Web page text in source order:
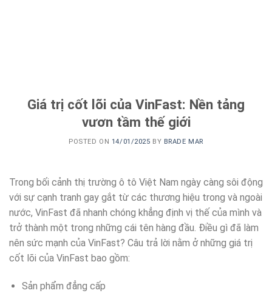
Giá trị cốt lõi của VinFast: Nền tảng
vươn tầm thế giới
POSTED ON 14/01/2025 BY BRADE MAR
Trong bối cảnh thị trường ô tô Việt Nam ngày càng sôi động
với sự cạnh tranh gay gắt từ các thương hiệu trong và ngoài
nước, VinFast đã nhanh chóng khẳng định vị thế của mình và
trở thành một trong những cái tên hàng đầu. Điều gì đã làm
nên sức mạnh của VinFast? Câu trả lời nằm ở những giá trị
cốt lõi của VinFast bao gồm:
Sản phẩm đẳng cấp